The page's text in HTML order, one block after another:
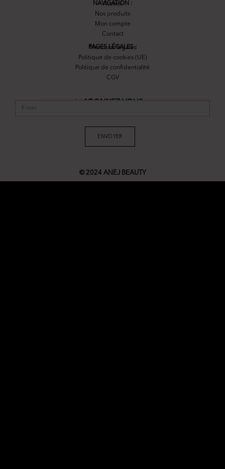
NAVIGATION :
Accueil
Nos produits
Mon compte
Contact
PAGES LÉGALES :
Mentions légales
Politique de cookies (UE)
Politique de confidentialité
CGV
ENVOYER
© 2024 ANEJ BEAUTY